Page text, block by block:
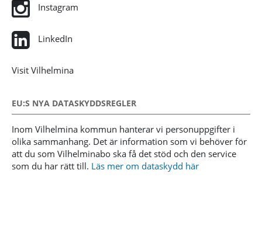
Instagram
LinkedIn
Visit Vilhelmina
EU:S NYA DATASKYDDSREGLER
Inom Vilhelmina kommun hanterar vi personuppgifter i
olika sammanhang. Det är information som vi behöver för
att du som Vilhelminabo ska få det stöd och den service
som du har rätt till. Läs mer om dataskydd här